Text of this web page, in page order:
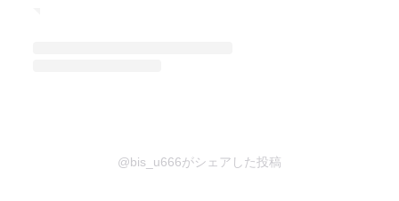
@bis_u666がシェアした投稿